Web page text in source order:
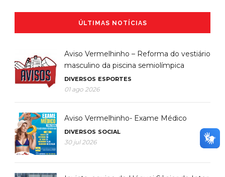
ÚLTIMAS NOTÍCIAS
Aviso Vermelhinho – Reforma do vestiário
masculino da piscina semiolímpica
DIVERSOS ESPORTES
01 ago 2026
Aviso Vermelhinho- Exame Médico
DIVERSOS SOCIAL
30 jul 2026